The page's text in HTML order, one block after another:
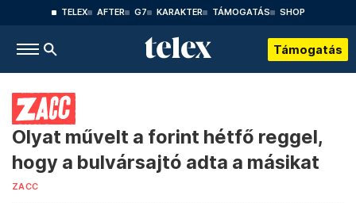
TELEX AFTER G7 KARAKTER TÁMOGATÁS SHOP
Támogatás
Olyat művelt a forint hétfő reggel,
hogy a bulvársajtó adta a másikat
ZACC